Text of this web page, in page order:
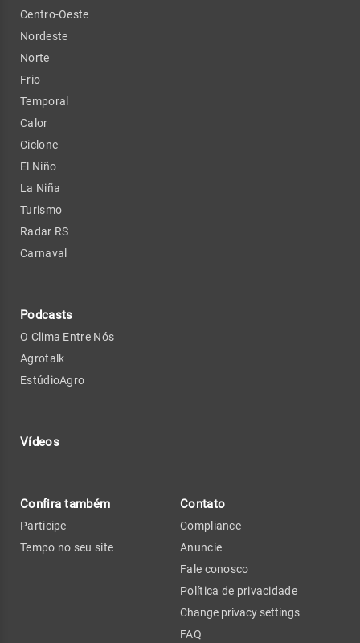
Centro-Oeste
Nordeste
Norte
Frio
Temporal
Calor
Ciclone
El Niño
La Niña
Turismo
Radar RS
Carnaval
Podcasts
O Clima Entre Nós
Agrotalk
EstúdioAgro
Vídeos
Confira também
Participe
Tempo no seu site
Contato
Compliance
Anuncie
Fale conosco
Política de privacidade
Change privacy settings
FAQ